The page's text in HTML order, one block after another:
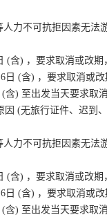
人力不可抗拒因素无
含) ，要求取消或改
(含) ，要求取消或
) 至出发当天要求取
(无旅行证件、迟到
人力不可抗拒因素无
含) ，要求取消或改
(含) ，要求取消或
) 至出发当天要求取